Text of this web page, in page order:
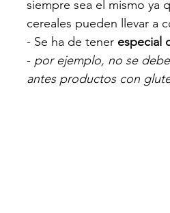
siempre sea el mismo ya
cereales pueden llevar a
- Se ha de tener especial
- por ejemplo, no se
antes productos con